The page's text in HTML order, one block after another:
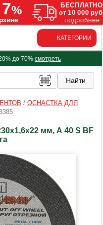
КАТЕГОРИИ
до 70% смотреть
/ ОСНАСТКА ДЛЯ
мм, А 40 S BF